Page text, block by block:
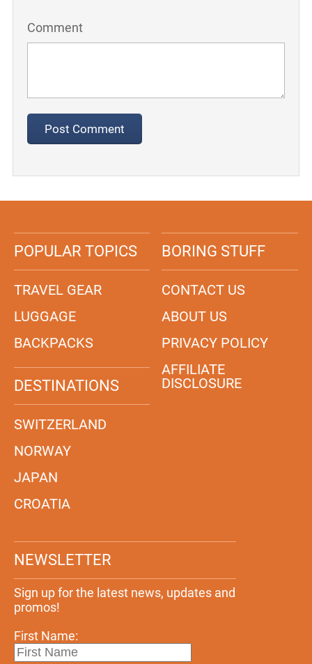
Comment
POPULAR TOPICS
TRAVEL GEAR
LUGGAGE
BACKPACKS
DESTINATIONS
SWITZERLAND
NORWAY
JAPAN
CROATIA
BORING STUFF
CONTACT US
ABOUT US
PRIVACY POLICY
AFFILIATE
DISCLOSURE
NEWSLETTER
Sign up for the latest news, updates and
promos!
First Name: